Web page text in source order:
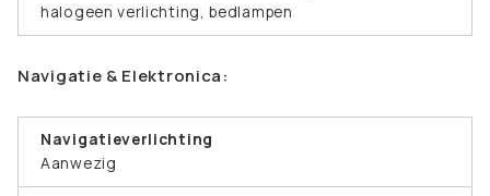
halogeen verlichting, bedlampen
Navigatie & Elektronica:
Navigatieverlichting
Aanwezig